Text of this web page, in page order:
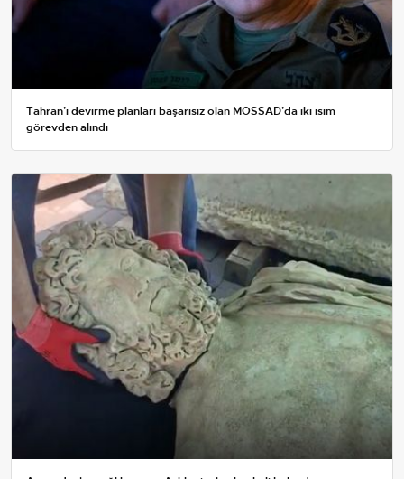
Tahran’ı devirme planları başarısız olan MOSSAD’da iki isim
görevden alındı